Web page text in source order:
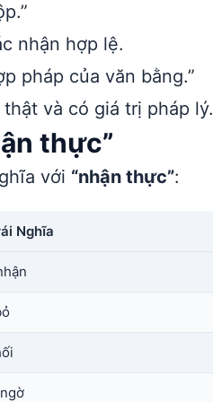
nhận hợp lệ.
pháp của văn bằng.”
và có giá trị pháp lý.
thực”
với “nhận thực”:
Nghĩa